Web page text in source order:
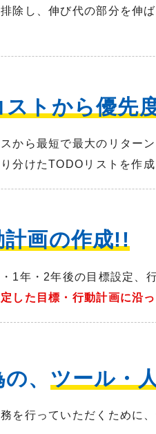
除し、伸び代の部分を伸
ストから優先
から最短で最大のリターン
り分けたTODOリストを作
計画の作成!!
1年・2年後の目標設定、
した目標・行動計画に沿
、 ツール・
を行っていただくために、